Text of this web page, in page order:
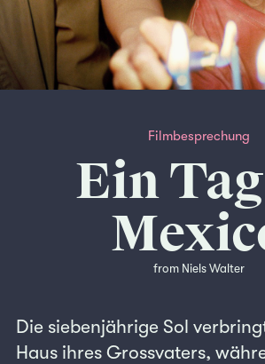
Filmbesprechung
Ein
from Niels Walter
Die siebenjährige Sol
Haus ihres Grossvaters,